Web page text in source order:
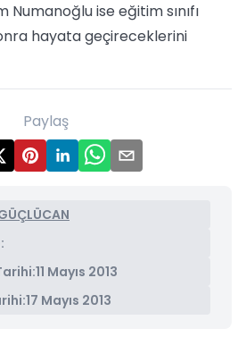
Numanoğlu ise eğitim sınıfı
hayata geçireceklerini
Paylaş
11 Mayıs 2013
17 Mayıs 2013